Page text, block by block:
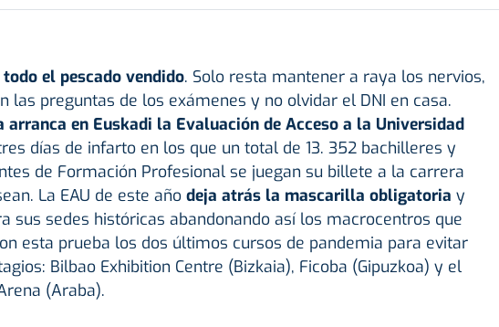
el pescado vendido. Solo resta mantener a raya los nervios,
las preguntas de los exámenes y no olvidar el DNI en casa.
arranca en Euskadi la Evaluación de Acceso a la Universidad
días de infarto en los que un total de 13. 352 bachilleres y
de Formación Profesional se juegan su billete a la carrera
La EAU de este año deja atrás la mascarilla obligatoria y
sus sedes históricas abandonando así los macrocentros que
esta prueba los dos últimos cursos de pandemia para evitar
Bilbao Exhibition Centre (Bizkaia), Ficoba (Gipuzkoa) y el
(Araba).